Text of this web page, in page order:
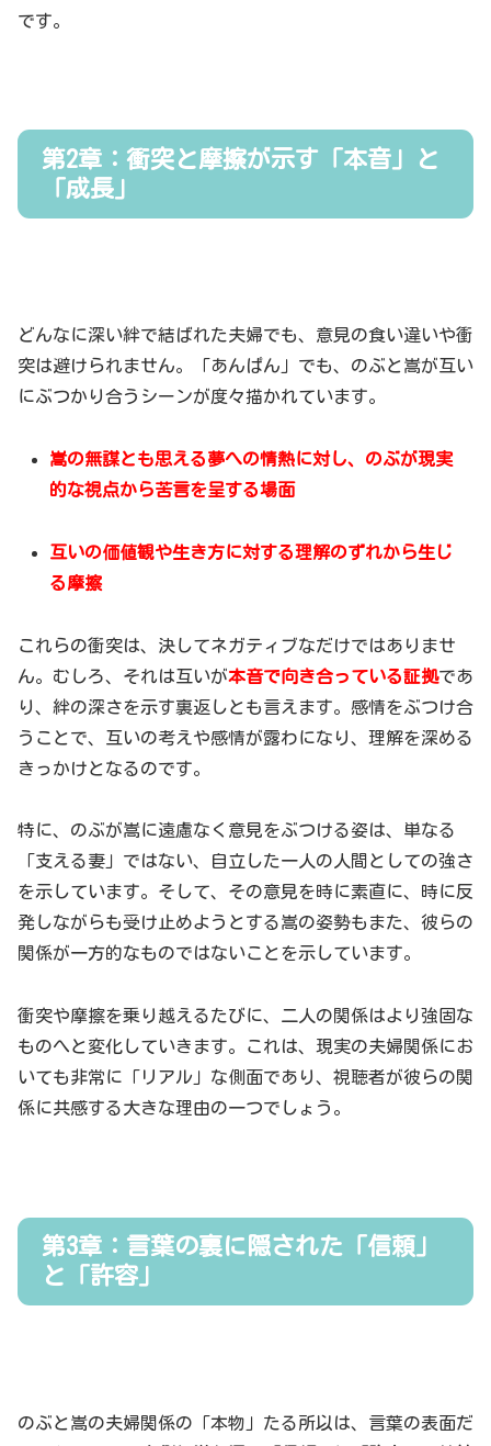
です。
第2章：衝突と摩擦が示す「本音」と
「成長」
どんなに深い絆で結ばれた夫婦でも、意見の食い違いや衝
突は避けられません。「あんぱん」でも、のぶと嵩が互い
にぶつかり合うシーンが度々描かれています。
嵩の無謀とも思える夢への情熱に対し、のぶが現実
的な視点から苦言を呈する場面
互いの価値観や生き方に対する理解のずれから生じ
る摩擦
これらの衝突は、決してネガティブなだけではありませ
ん。むしろ、それは互いが本音で向き合っている証拠であ
り、絆の深さを示す裏返しとも言えます。感情をぶつけ合
うことで、互いの考えや感情が露わになり、理解を深める
きっかけとなるのです。
特に、のぶが嵩に遠慮なく意見をぶつける姿は、単なる
「支える妻」ではない、自立した一人の人間としての強さ
を示しています。そして、その意見を時に素直に、時に反
発しながらも受け止めようとする嵩の姿勢もまた、彼らの
関係が一方的なものではないことを示しています。
衝突や摩擦を乗り越えるたびに、二人の関係はより強固な
ものへと変化していきます。これは、現実の夫婦関係にお
いても非常に「リアル」な側面であり、視聴者が彼らの関
係に共感する大きな理由の一つでしょう。
第3章：言葉の裏に隠された「信頼」
と「許容」
のぶと嵩の夫婦関係の「本物」たる所以は、言葉の表面だ